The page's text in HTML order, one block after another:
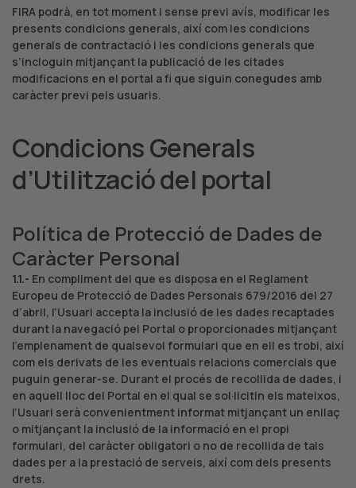
FIRA podrà, en tot moment i sense previ avís, modificar les
presents condicions generals, així com les condicions
generals de contractació i les condicions generals que
s’incloguin mitjançant la publicació de les citades
modificacions en el portal a fi que siguin conegudes amb
caràcter previ pels usuaris.
Condicions Generals
d’Utilització del portal
Política de Protecció de Dades de
Caràcter Personal
1.1.- En compliment del que es disposa en el Reglament
Europeu de Protecció de Dades Personals 679/2016 del 27
d’abril, l’Usuari accepta la inclusió de les dades recaptades
durant la navegació pel Portal o proporcionades mitjançant
l’emplenament de qualsevol formulari que en ell es trobi, així
com els derivats de les eventuals relacions comercials que
puguin generar-se. Durant el procés de recollida de dades, i
en aquell lloc del Portal en el qual se sol·licitin els mateixos,
l’Usuari serà convenientment informat mitjançant un enllaç
o mitjançant la inclusió de la informació en el propi
formulari, del caràcter obligatori o no de recollida de tals
dades per a la prestació de serveis, així com dels presents
drets.